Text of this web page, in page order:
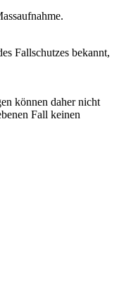
Fallschutzes bekannt,
können daher nicht
Fall keinen